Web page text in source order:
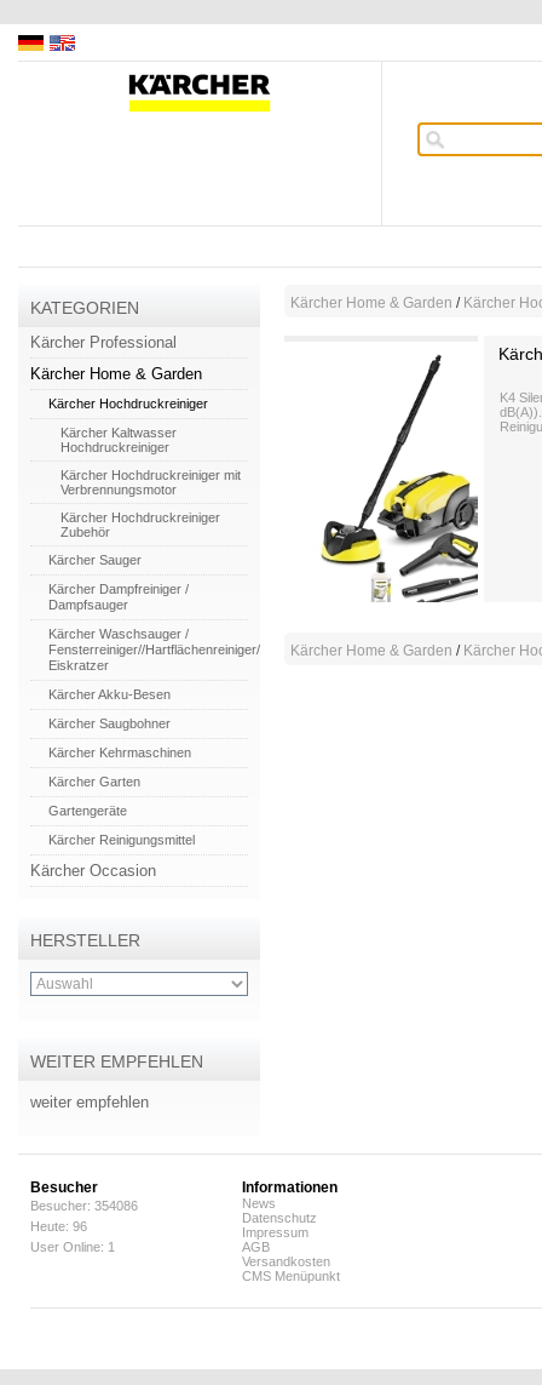
KATEGORIEN
Kärcher Professional
Kärcher Home & Garden
Kärcher Hochdruckreiniger
Kärcher Kaltwasser
Hochdruckreiniger
Kärcher Hochdruckreiniger mit
Verbrennungsmotor
Kärcher Hochdruckreiniger
Zubehör
Kärcher Sauger
Kärcher Dampfreiniger /
Dampfsauger
Kärcher Waschsauger /
Fensterreiniger//Hartflächenreiniger/
Eiskratzer
Kärcher Akku-Besen
Kärcher Saugbohner
Kärcher Kehrmaschinen
Kärcher Garten
Gartengeräte
Kärcher Reinigungsmittel
Kärcher Occasion
HERSTELLER
WEITER EMPFEHLEN
weiter empfehlen
Kärcher Home & Garden / Kärcher
K4
Kärcher Home & Garden / Kärcher
Besucher
Besucher: 354086
Heute: 96
User Online: 1
Informationen
News
Datenschutz
Impressum
AGB
Versandkosten
CMS Menüpunkt